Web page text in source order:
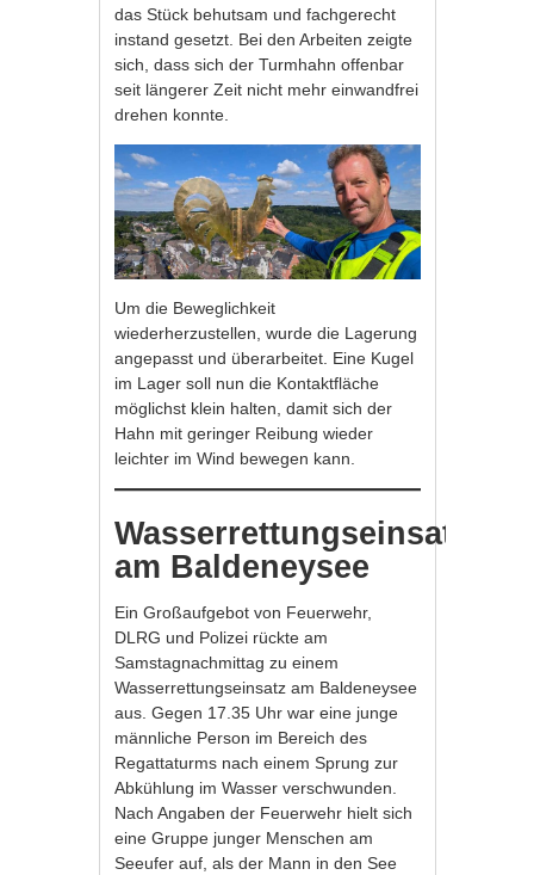
das Stück behutsam und fachgerecht
instand gesetzt. Bei den Arbeiten zeigte
sich, dass sich der Turmhahn offenbar
seit längerer Zeit nicht mehr einwandfrei
drehen konnte.
Um die Beweglichkeit
wiederherzustellen, wurde die Lagerung
angepasst und überarbeitet. Eine Kugel
im Lager soll nun die Kontaktfläche
möglichst klein halten, damit sich der
Hahn mit geringer Reibung wieder
leichter im Wind bewegen kann.
Wasserrettungseinsatz
am Baldeneysee
Ein Großaufgebot von Feuerwehr,
DLRG und Polizei rückte am
Samstagnachmittag zu einem
Wasserrettungseinsatz am Baldeneysee
aus. Gegen 17.35 Uhr war eine junge
männliche Person im Bereich des
Regattaturms nach einem Sprung zur
Abkühlung im Wasser verschwunden.
Nach Angaben der Feuerwehr hielt sich
eine Gruppe junger Menschen am
Seeufer auf, als der Mann in den See